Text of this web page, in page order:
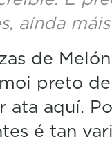
aínda
de
preto
ata aquí.
é tan